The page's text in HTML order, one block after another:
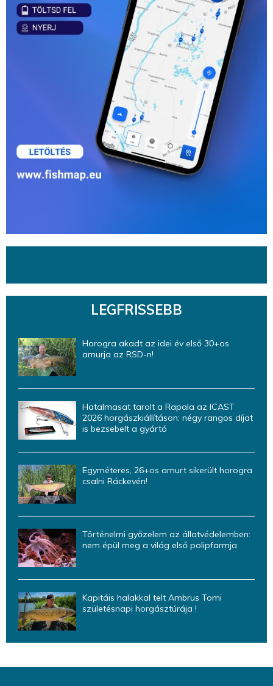
LEGFRISSEBB
Horogra akadt az idei év első 30+os
amurja az RSD-n!
Hatalmasat tarolt a Rapala az ICAST
2026 horgászkiállításon: négy rangos díjat
is bezsebelt a gyártó
Egyméteres, 26+os amurt sikerült horogra
csalni Ráckevén!
Történelmi győzelem az állatvédelemben:
nem épül meg a világ első polipfarmja
Kapitáis halakkal telt Ambrus Tomi
születésnapi horgásztúrája !